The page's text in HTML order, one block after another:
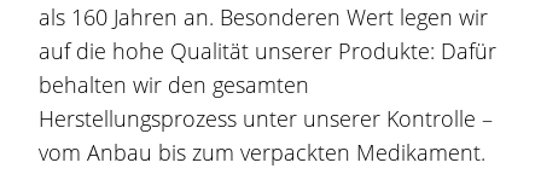
als 160 Jahren an. Besonderen Wert legen wir
auf die hohe Qualität unserer Produkte: Dafür
behalten wir den gesamten
Herstellungsprozess unter unserer Kontrolle –
vom Anbau bis zum verpackten Medikament.